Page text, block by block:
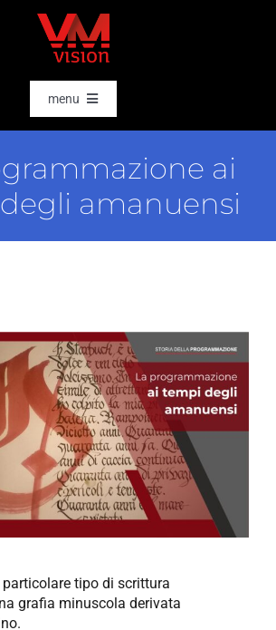
menu
ai
amanuensi
particolare tipo di scrittura
grafia minuscola derivata